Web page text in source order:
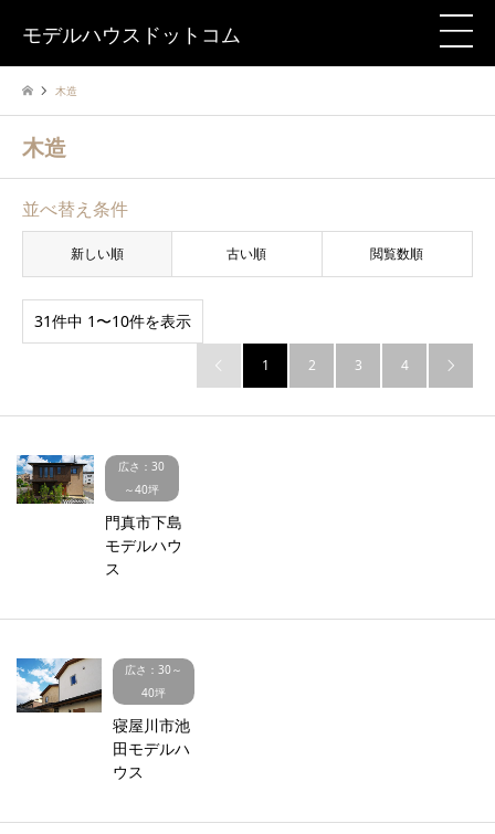
モデルハウスドットコム
木造
木造
並べ替え条件
新しい順 古い順 閲覧数順
31件中 1〜10件を表示
 1 2 3 4 
広さ：30
～40坪
門真市下島
モデルハウ
ス
広さ：30～
40坪
寝屋川市池
田モデルハ
ウス